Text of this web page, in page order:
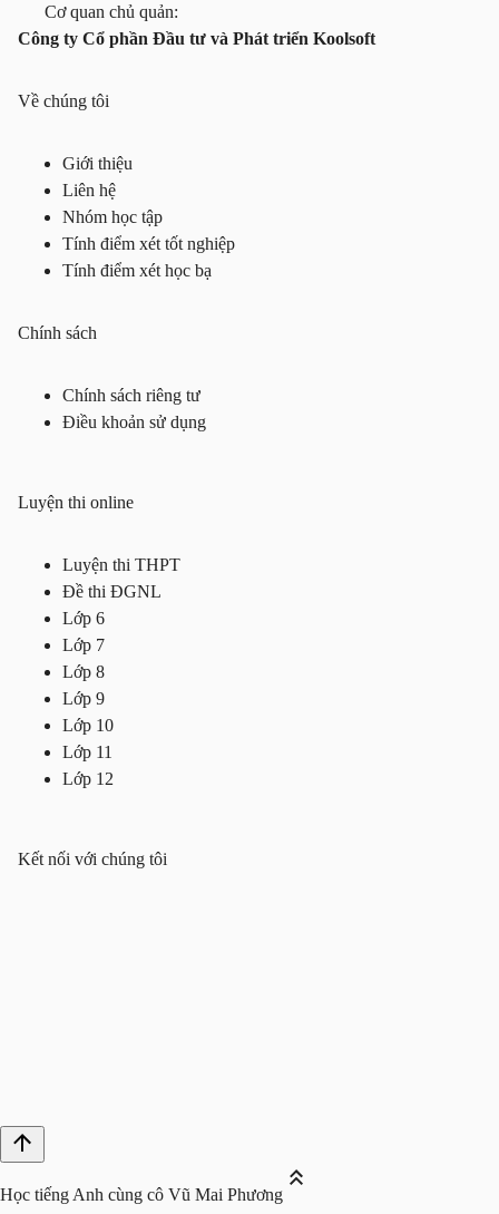
Cơ quan chủ quản:
Công ty Cổ phần Đầu tư và Phát triển Koolsoft
Về chúng tôi
Giới thiệu
Liên hệ
Nhóm học tập
Tính điểm xét tốt nghiệp
Tính điểm xét học bạ
Chính sách
Chính sách riêng tư
Điều khoản sử dụng
Luyện thi online
Luyện thi THPT
Đề thi ĐGNL
Lớp 6
Lớp 7
Lớp 8
Lớp 9
Lớp 10
Lớp 11
Lớp 12
Kết nối với chúng tôi
Học tiếng Anh cùng cô Vũ Mai Phương